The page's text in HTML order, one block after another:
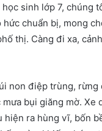
sinh lớp 7, chúng
chuẩn bị, mong
thị. Càng đi xa,
non điệp trùng, rừng
bụi giăng mờ. Xe
hiện ra hùng vĩ, bốn